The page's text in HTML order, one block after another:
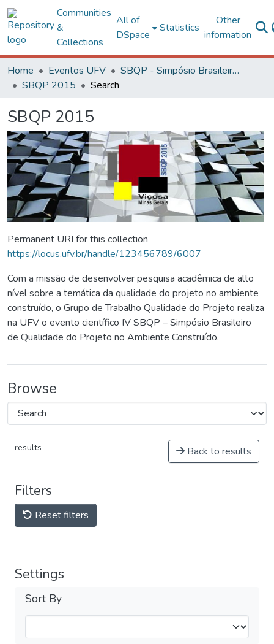
Communities
&
Collections
All of
DSpace
Statistics
Other
information
Home Eventos UFV
SBQP - Simpósio Brasileiro de Qualidade do Projeto no Ambiente Construído
SBQP 2015
Search
SBQP 2015
Permanent URI for this collection
https://locus.ufv.br/handle/123456789/6007
Com a missão de desenvolver pesquisa acadêmica de alto
nível sobre a temática da qualidade do projeto no ambiente
construído, o Grupo de Trabalho Qualidade do Projeto realiza
na UFV o evento científico IV SBQP – Simpósio Brasileiro
de Qualidade do Projeto no Ambiente Construído.
Browse
results Back to results
Filters
Reset filters
Settings
Sort By